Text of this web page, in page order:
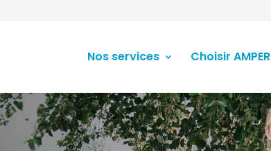
Nos services Choisir AMPER